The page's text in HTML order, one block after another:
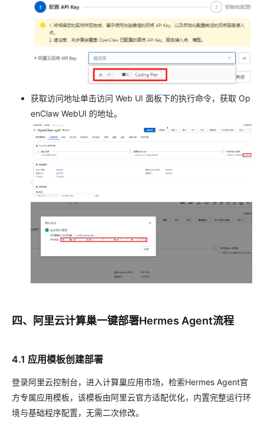
获取访问地址单击访问 Web UI 面板下的执行命令，获取 Op
enClaw WebUI 的地址。
四、阿里云计算巢一键部署Hermes Agent流程
4.1 应用模板创建部署
登录阿里云控制台，进入计算巢应用市场，检索Hermes Agent官
方专属应用模板，该模板由阿里云官方适配优化，内置完整运行环
境与基础程序配置，无需二次修改。